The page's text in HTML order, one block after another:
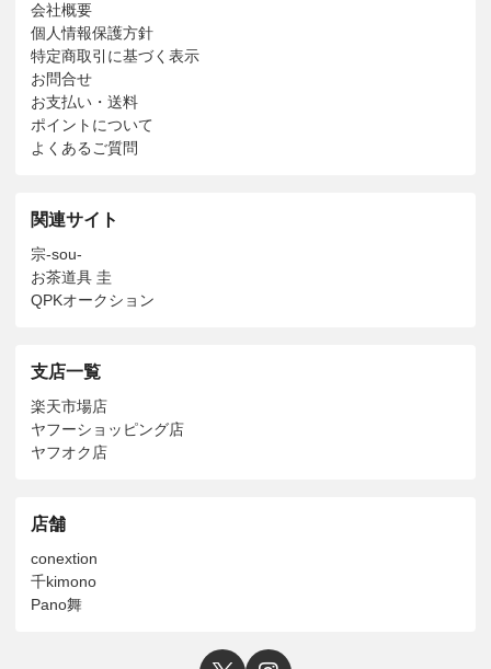
会社概要
個人情報保護方針
特定商取引に基づく表示
お問合せ
お支払い・送料
ポイントについて
よくあるご質問
関連サイト
宗-sou-
お茶道具 圭
QPKオークション
支店一覧
楽天市場店
ヤフーショッピング店
ヤフオク店
店舗
conextion
千kimono
Pano舞